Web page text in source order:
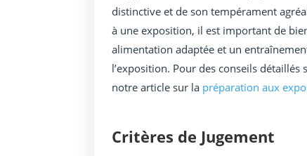
distinctive et de son tempérament
à une exposition, il est important de
alimentation adaptée et un
l’exposition. Pour des conseils
notre article sur la préparation aux
Critères de Jugement